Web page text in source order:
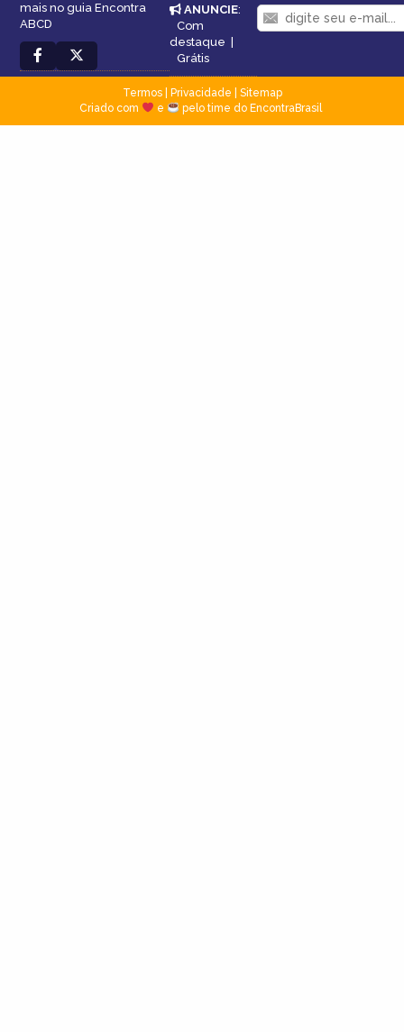
mais no guia Encontra
ABCD
ANUNCIE:
Com
destaque
Grátis
Termos| Privacidade
Sitemap
Criado com
e pelo time do EncontraBrasil